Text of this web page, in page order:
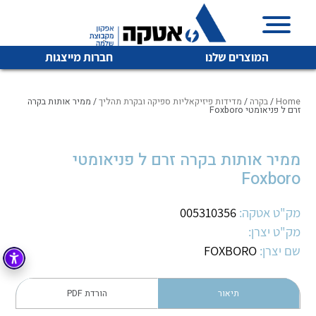
המוצרים שלנו חברות מייצגות
איכות | שרות | זמינות
אטקה בע”מ היא החברה הגדולה והמובילה בישראל בשיווק
מיתוג, בקרה , ואינסטלציה חשמלית ופעילה ב7 תחומים:
חשמל
קופסאות וארונות לחשמל, בקרה ואלקטרוניקה
לכל מוצרי היצרן לכל מוצרי היצרן
לכל מוצרי היצרן לכל מוצרי היצרן
Home
/בקרה / מדידות פיזיקאליות ספיקה ובקרת תהליך/ ממיר אותות בקרה
זרם ל פניאומטי Foxboro
ממיר אותות בקרה זרם ל פניאומטי
Foxboro
מק"ט אטקה: 005310356
מק"ט יצרן:
שם יצרן: FOXBORO
תיאור הורדת PDF